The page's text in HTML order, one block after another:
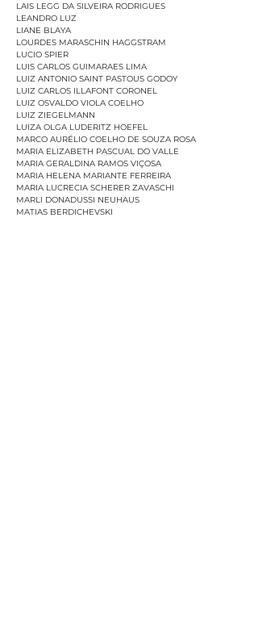
LAIS LEGG DA SILVEIRA RODRIGUES
LEANDRO LUZ
LIANE BLAYA
LOURDES MARASCHIN HAGGSTRAM
LUCIO SPIER
LUIS CARLOS GUIMARAES LIMA
LUIZ ANTONIO SAINT PASTOUS GODOY
LUIZ CARLOS ILLAFONT CORONEL
LUIZ OSVALDO VIOLA COELHO
LUIZ ZIEGELMANN
LUIZA OLGA LUDERITZ HOEFEL
MARCO AURÉLIO COELHO DE SOUZA ROSA
MARIA ELIZABETH PASCUAL DO VALLE
MARIA GERALDINA RAMOS VIÇOSA
MARIA HELENA MARIANTE FERREIRA
MARIA LUCRECIA SCHERER ZAVASCHI
MARLI DONADUSSI NEUHAUS
MATIAS BERDICHEVSKI